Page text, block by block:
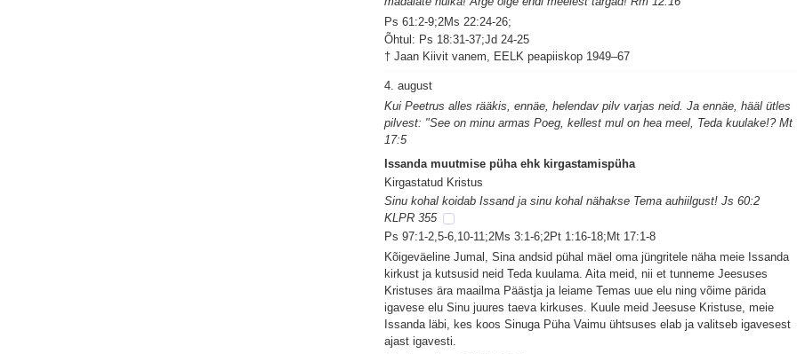
Ps 61:2-9;2Ms 22:24-26;
Õhtul: Ps 18:31-37;Jd 24-25
† Jaan Kiivit vanem, EELK peapiiskop 1949–67
4. august
Kui Peetrus alles rääkis, ennäe, helendav pilv varjas neid. Ja ennäe, hääl ütles
pilvest: "See on minu armas Poeg, kellest mul on hea meel, Teda kuulake!? Mt
17:5
Issanda muutmise püha ehk kirgastamispüha
Kirgastatud Kristus
Sinu kohal koidab Issand ja sinu kohal nähakse Tema auhiilgust! Js 60:2
KLPR 355
Ps 97:1-2,5-6,10-11;2Ms 3:1-6;2Pt 1:16-18;Mt 17:1-8
Kõigeväeline Jumal, Sina andsid pühal mäel oma jüngritele näha meie Issanda
kirkust ja kutsusid neid Teda kuulama. Aita meid, nii et tunneme Jeesuses
Kristuses ära maailma Päästja ja leiame Temas uue elu ning võime pärida
igavese elu Sinu juures taeva kirkuses. Kuule meid Jeesuse Kristuse, meie
Issanda läbi, kes koos Sinuga Püha Vaimu ühtsuses elab ja valitseb igavesest
ajast igavesti.